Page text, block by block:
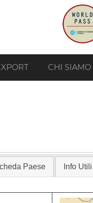
CHI SIAMO
Paese Info Utili